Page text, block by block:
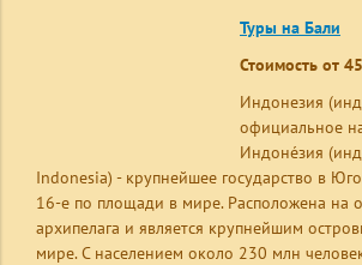
ВИЗЫ
О КОМПАНИИ
КОНТАКТЫ
Туры на Бали
Стоимость от
Индонезия
официальное
Индоне́зия
Indonesia) - крупнейшее государство в
16-е по площади в мире. Расположена на
архипелага и является крупнейшим
мире. С населением около 230 млн